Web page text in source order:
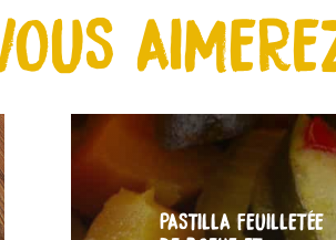
PASTILLA FEUILLETÉE